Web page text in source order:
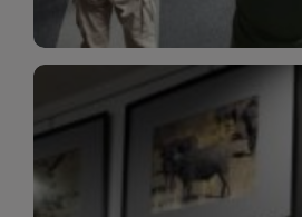
Wydarzenia
W tej zakładce